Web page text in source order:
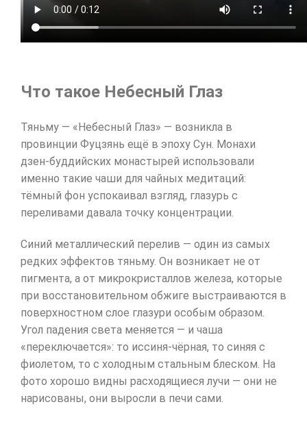
Что такое Небесный Глаз
Тяньму — «Небесный Глаз» — возникла в
провинции Фуцзянь ещё в эпоху Сун. Монахи
дзен-буддийских монастырей использовали
именно такие чаши для чайных медитаций:
тёмный фон успокаивал взгляд, глазурь с
переливами давала точку концентрации.
Синий металлический перелив — один из самых
редких эффектов тяньму. Он возникает не от
пигмента, а от микрокристаллов железа, которые
при восстановительном обжиге выстраиваются в
поверхностном слое глазури особым образом.
Угол падения света меняется — и чаша
«переключается»: то иссиня-чёрная, то синяя с
фиолетом, то с холодным стальным блеском. На
фото хорошо видны расходящиеся лучи — они не
нарисованы, они выросли в печи сами.